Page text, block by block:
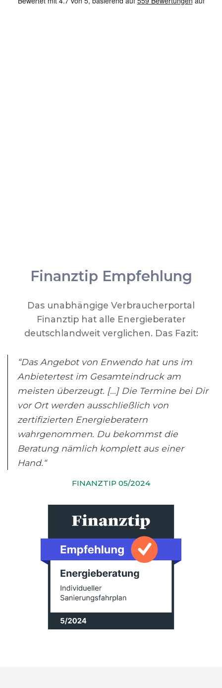
Finanztip Empfehlung
Das unabhängige Verbraucherportal
Finanztip hat alle Energieberater
deutschlandweit verglichen. Das Fazit:
“Das Angebot von Enwendo hat uns im
Anbietertest im Gesamteindruck am
meisten überzeugt. [...] Die Termine bei Dir
vor Ort werden ausschließlich von
zertifizierten Energieberatern
wahrgenommen. Du bekommst die
Beratung nämlich komplett aus einer
Hand.“
FINANZTIP 05/2024